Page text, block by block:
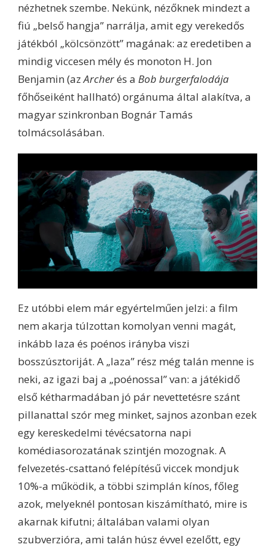
nézhetnek szembe. Nekünk, nézőknek mindezt a
fiú „belső hangja” narrálja, amit egy verekedős
játékból „kölcsönzött” magának: az eredetiben a
mindig viccesen mély és monoton H. Jon
Benjamin (azArcherés a Bob burgerfalodája
főhőseiként hallható) orgánuma által alakítva, a
magyar szinkronban Bognár Tamás
tolmácsolásában.
Ez utóbbi elem már egyértelműen jelzi: a film
nem akarja túlzottan komolyan venni magát,
inkább laza és poénos irányba viszi
bosszúsztoriját. A „laza” rész még talán menne is
neki, az igazi baj a „poénossal” van: a játékidő
első kétharmadában jó pár nevettetésre szánt
pillanattal szór meg minket, sajnos azonban ezek
egy kereskedelmi tévécsatorna napi
komédiasorozatának szintjén mozognak. A
felvezetés-csattanó felépítésű viccek mondjuk
10%-a működik, a többi szimplán kínos, főleg
azok, melyeknél pontosan kiszámítható, mire is
akarnak kifutni; általában valami olyan
szubverzióra, ami talán húsz évvel ezelőtt, egy